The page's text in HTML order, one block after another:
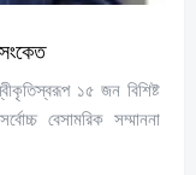
১৫ জন বিশিষ্ট
বেসামরিক সম্মাননা